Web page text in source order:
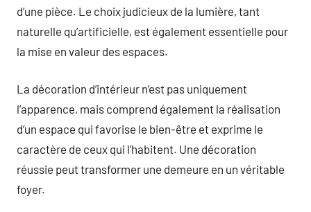
d’une pièce. Le choix judicieux de la lumière, tant
naturelle qu’artificielle, est également essentielle pour
la mise en valeur des espaces.
La décoration d’intérieur n’est pas uniquement
l’apparence, mais comprend également la réalisation
d’un espace qui favorise le bien-être et exprime le
caractère de ceux qui l’habitent. Une décoration
réussie peut transformer une demeure en un véritable
foyer.